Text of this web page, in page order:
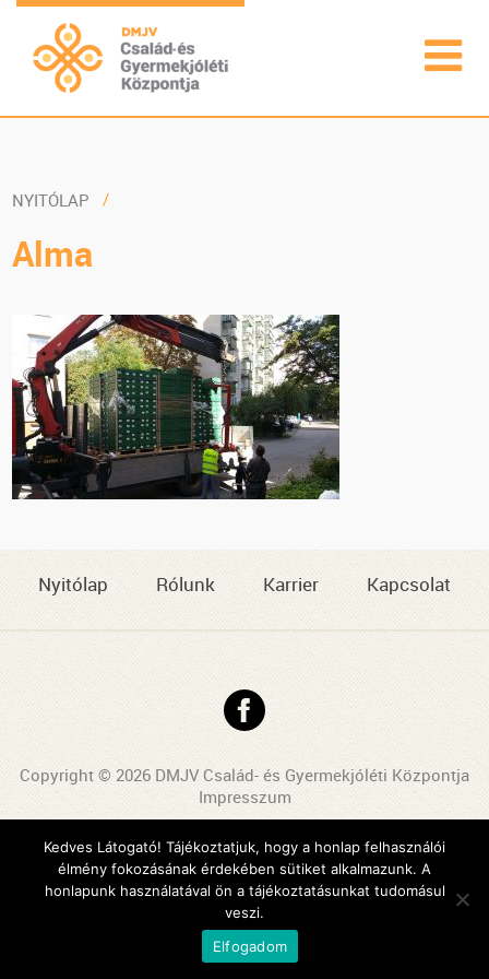
NYITÓLAP
Alma
Nyitólap Rólunk Karrier Kapcsolat
Copyright © 2026 DMJV Család- és Gyermekjóléti Központja
Impresszum
Arculattervezés, honlaptervezés: Kreatív Vonalak
Kedves Látogató! Tájékoztatjuk, hogy a honlap felhasználói
élmény fokozásának érdekében sütiket alkalmazunk. A
honlapunk használatával ön a tájékoztatásunkat tudomásul
veszi.
Elfogadom